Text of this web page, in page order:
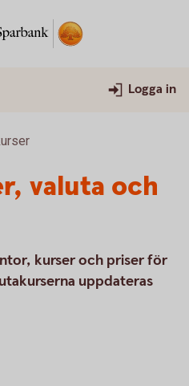
Logga in
valuta och
kurser och priser för
uppdateras